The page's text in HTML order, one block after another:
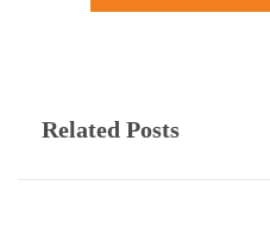
Related Posts